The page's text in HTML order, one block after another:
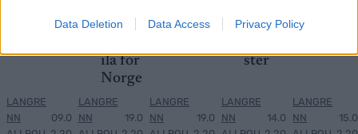
Data Deletion Data Access Privacy Policy
sprint
LANGRE
NN
09.0
OL-
ila for
Norge
LANGRE
NN
19.0
LANGRE
NN
19.0
De er
ster
LANGRE
NN
14.0
LANGRE
NN
15.0